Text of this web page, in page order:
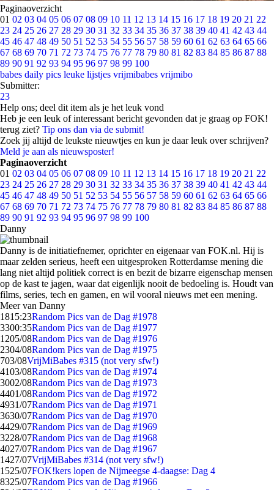
Paginaoverzicht
01 02 03 04 05 06 07 08 09 10 11 12 13 14 15 16 17 18 19 20 21 22
23 24 25 26 27 28 29 30 31 32 33 34 35 36 37 38 39 40 41 42 43 44
45 46 47 48 49 50 51 52 53 54 55 56 57 58 59 60 61 62 63 64 65 66
67 68 69 70 71 72 73 74 75 76 77 78 79 80 81 82 83 84 85 86 87 88
89 90 91 92 93 94 95 96 97 98 99 100
babes daily pics leuke lijstjes vrijmibabes vrijmibo
Submitter:
23
Help ons; deel dit item als je het leuk vond
Heb je een leuk of interessant bericht gevonden dat je graag op FOK!
terug ziet? Tip ons dan via de submit!
Zoek jij altijd de leukste nieuwtjes en kun je daar leuk over schrijven?
Meld je aan als nieuwsposter!
Paginaoverzicht
01 02 03 04 05 06 07 08 09 10 11 12 13 14 15 16 17 18 19 20 21 22
23 24 25 26 27 28 29 30 31 32 33 34 35 36 37 38 39 40 41 42 43 44
45 46 47 48 49 50 51 52 53 54 55 56 57 58 59 60 61 62 63 64 65 66
67 68 69 70 71 72 73 74 75 76 77 78 79 80 81 82 83 84 85 86 87 88
89 90 91 92 93 94 95 96 97 98 99 100
Danny
Danny is de initiatiefnemer, oprichter en eigenaar van FOK.nl. Hij is
maar zelden serieus, heeft een uitgesproken Rotterdamse mening die
lang niet altijd politiek correct is en bezit de bizarre eigenschap mensen
op de kast te jagen, waar dat eigenlijk nooit de bedoeling is. Houdt van
films, series, tech en gamen, en wil vooral nieuws met een mening.
Meer van Danny
1815:23Random Pics van de Dag #1978
3300:35Random Pics van de Dag #1977
1205/08Random Pics van de Dag #1976
2304/08Random Pics van de Dag #1975
703/08VrijMiBabes #315 (not very sfw!)
4103/08Random Pics van de Dag #1974
3002/08Random Pics van de Dag #1973
4401/08Random Pics van de Dag #1972
4931/07Random Pics van de Dag #1971
3630/07Random Pics van de Dag #1970
4429/07Random Pics van de Dag #1969
3228/07Random Pics van de Dag #1968
4027/07Random Pics van de Dag #1967
1427/07VrijMiBabes #314 (not very sfw!)
1525/07FOK!kers lopen de Nijmeegse 4-daagse: Dag 4
8325/07Random Pics van de Dag #1966